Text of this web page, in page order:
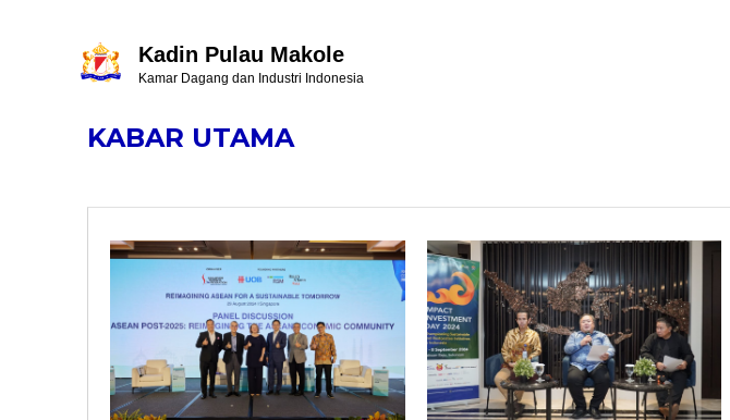
Kadin Pulau Makole
Kamar Dagang dan Industri Indonesia
KABAR UTAMA